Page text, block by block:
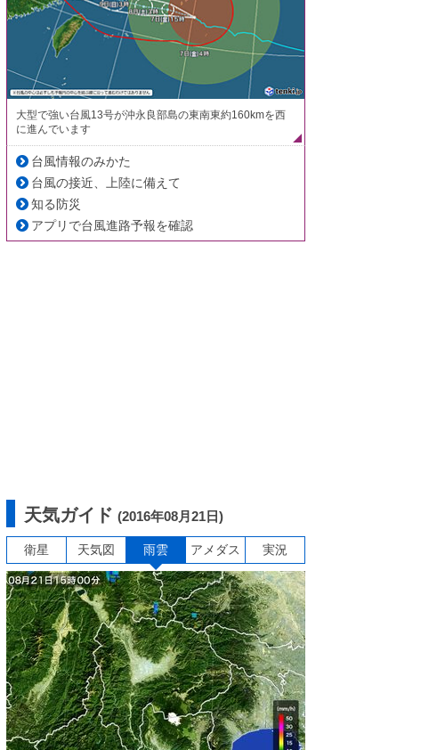
大型で強い台風13号が沖永良部島の東南東約160kmを西
に進んでいます
台風情報のみかた
台風の接近、上陸に備えて
知る防災
アプリで台風進路予報を確認
天気ガイド (2016年08月21日)
衛星 天気図 雨雲 アメダス 実況